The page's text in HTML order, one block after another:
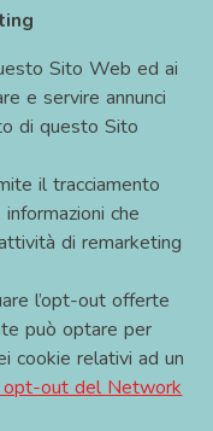
Sito Web ed ai
e servire annunci
di questo Sito
il tracciamento
che
di remarketing
l’opt-out offerte
può optare per
cookie relativi ad un
opt-out del Network